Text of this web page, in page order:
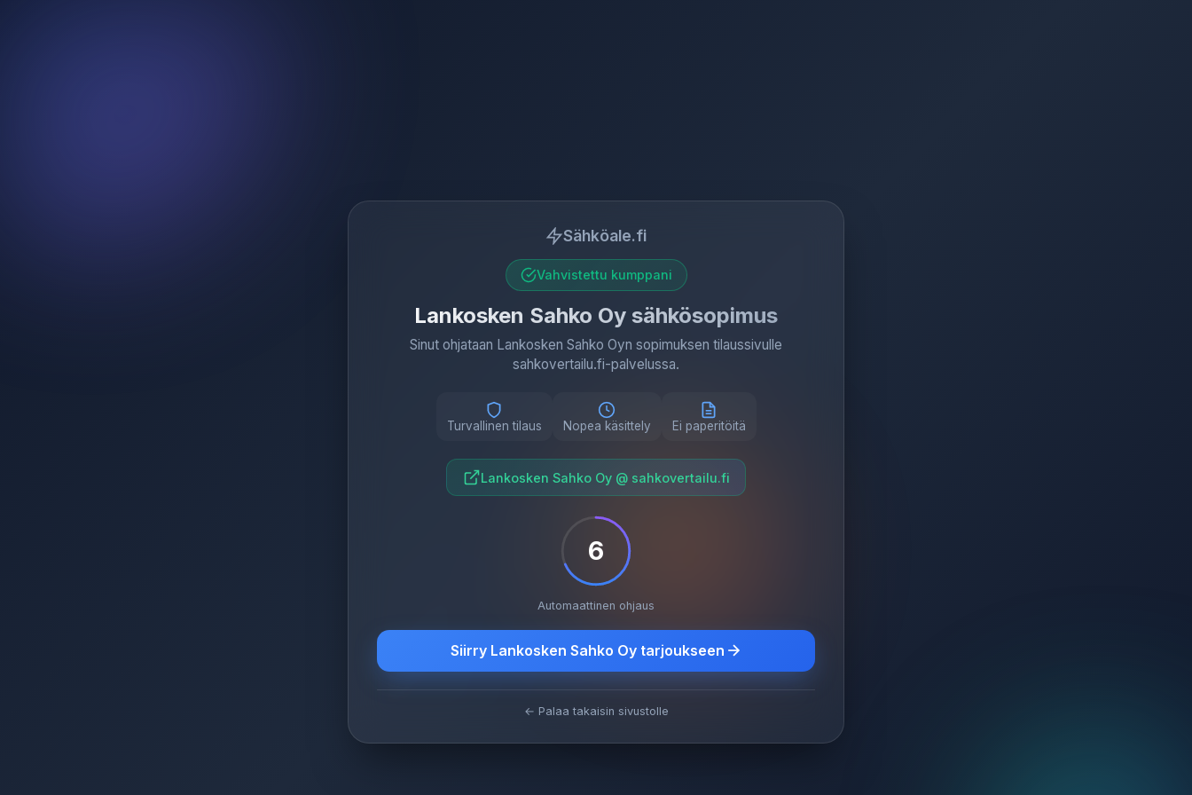
Sähköale.fi
Vahvistettu kumppani
Lankosken Sahko Oy sähkösopimus
Sinut ohjataan Lankosken Sahko Oyn sopimuksen tilaussivulle
sahkovertailu.fi-palvelussa.
Turvallinen tilaus Nopea käsittely Ei paperitöitä
Lankosken Sahko Oy @ sahkovertailu.fi
6
Automaattinen ohjaus
Siirry Lankosken Sahko Oy tarjoukseen
← Palaa takaisin sivustolle